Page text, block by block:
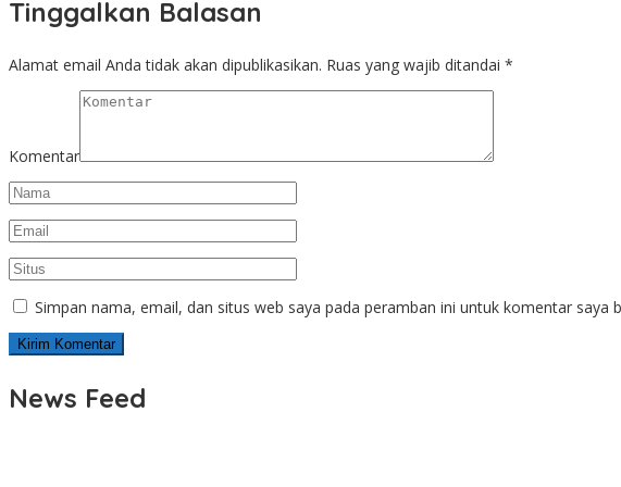
Tinggalkan Balasan
Alamat email Anda tidak akan dipublikasikan. Ruas yang wajib ditandai *
Komentar
Simpan nama, email, dan situs web saya pada peramban ini untuk komentar saya
News Feed